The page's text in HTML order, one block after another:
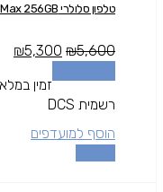
טלפון סלולרי Apple iPhone 13 Pro Max 256GB
₪5,600
₪5,300
זמין
רשמית DCS
הוסף למועדפים